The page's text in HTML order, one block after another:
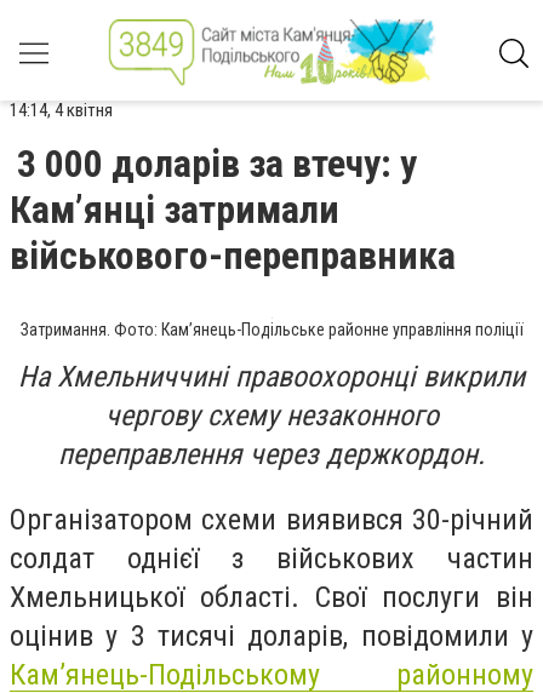
14:14, 4 квітня
3 000 доларів за втечу: у
Кам’янці затримали
військового-переправника
Затримання. Фото: Кам’янець-Подільське районне управління поліції
На Хмельниччині правоохоронці викрили
чергову схему незаконного
переправлення через держкордон.
Організатором схеми виявився 30-річний
солдат однієї з військових частин
Хмельницької області. Свої послуги він
оцінив у 3 тисячі доларів, повідомили у
Кам’янець-Подільському районному